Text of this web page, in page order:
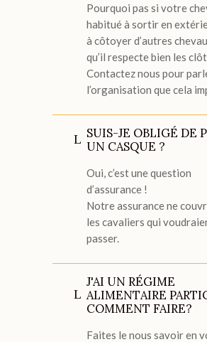
Pourquoi pas si votre
habitué à sortir en
à côtoyer d’autres
qu’il respecte bien les
Contactez nous pour
l’organisation que cela
SUIS-JE OBLIGÉ DE
UN CASQUE ?
Oui, c’est une question
d’assurance !
Notre assurance ne
les cavaliers qui
passer.
J'AI UN RÉGIME
ALIMENTAIRE
COMMENT FAIRE?
Faites le nous savoir en